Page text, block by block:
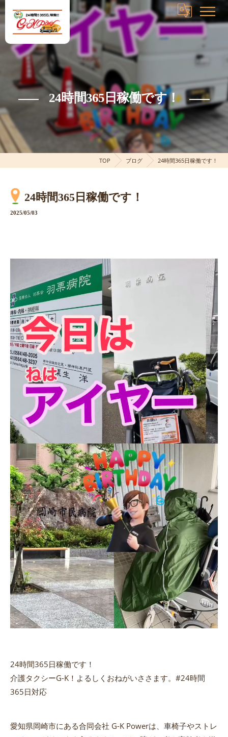
24時間365日稼働です！
TOP ブログ 24時間365日稼働です！
24時間365日稼働です！
2025/05/03
24時間365日稼働です！
介護タクシーG-K！よるしくおねがいささます。#24時間
365日対応
愛知県岡崎市にある合同会社 G-K Powerは、車椅子やストレ